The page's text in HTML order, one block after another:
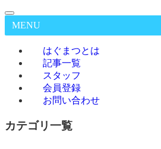
MENU
はぐまつとは
記事一覧
スタッフ
会員登録
お問い合わせ
カテゴリ一覧